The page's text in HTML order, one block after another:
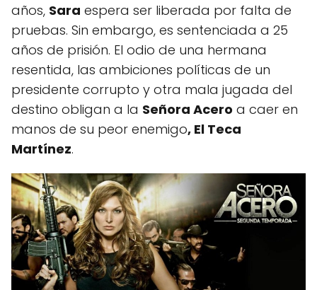
años, Sara espera ser liberada por falta de
pruebas. Sin embargo, es sentenciada a 25
años de prisión. El odio de una hermana
resentida, las ambiciones políticas de un
presidente corrupto y otra mala jugada del
destino obligan a la Señora Acero a caer en
manos de su peor enemigo, El Teca
Martínez.